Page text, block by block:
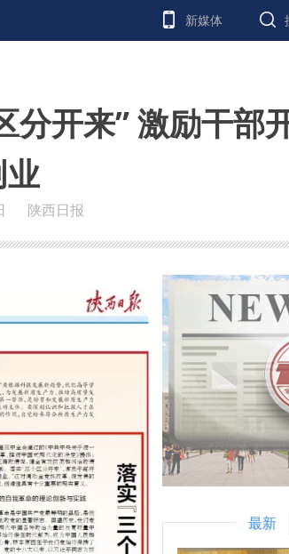
新媒体
分开来” 激励干部
陕西日报
最新